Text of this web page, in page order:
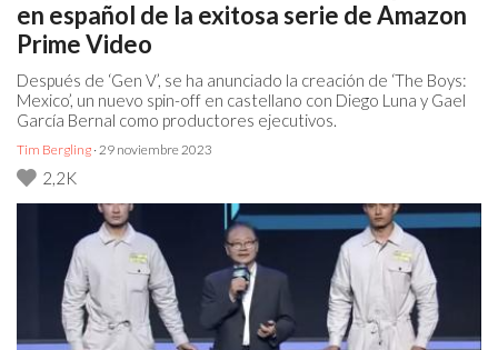
en español de la exitosa serie de Amazon
Prime Video
Después de ‘Gen V’, se ha anunciado la creación de ‘The Boys:
Mexico’, un nuevo spin-off en castellano con Diego Luna y Gael
García Bernal como productores ejecutivos.
Tim Bergling · 29 noviembre 2023
2,2K